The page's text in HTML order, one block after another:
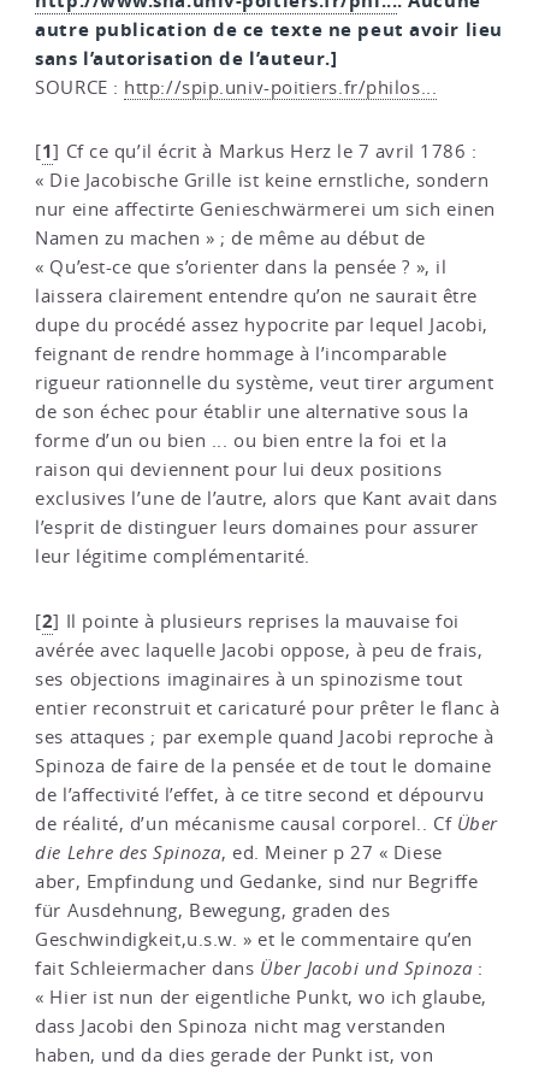
autre publication de ce texte ne peut avoir lieu
sans l’autorisation de l’auteur.]
SOURCE : http://spip.univ-poitiers.fr/philos...
[1] Cf ce qu’il écrit à Markus Herz le 7 avril 1786 :
« Die Jacobische Grille ist keine ernstliche, sondern
nur eine affectirte Genieschwärmerei um sich einen
Namen zu machen » ; de même au début de
« Qu’est-ce que s’orienter dans la pensée ? », il
laissera clairement entendre qu’on ne saurait être
dupe du procédé assez hypocrite par lequel Jacobi,
feignant de rendre hommage à l’incomparable
rigueur rationnelle du système, veut tirer argument
de son échec pour établir une alternative sous la
forme d’un ou bien ... ou bien entre la foi et la
raison qui deviennent pour lui deux positions
exclusives l’une de l’autre, alors que Kant avait dans
l’esprit de distinguer leurs domaines pour assurer
leur légitime complémentarité.
[2] Il pointe à plusieurs reprises la mauvaise foi
avérée avec laquelle Jacobi oppose, à peu de frais,
ses objections imaginaires à un spinozisme tout
entier reconstruit et caricaturé pour prêter le flanc à
ses attaques ; par exemple quand Jacobi reproche à
Spinoza de faire de la pensée et de tout le domaine
de l’affectivité l’effet, à ce titre second et dépourvu
de réalité, d’un mécanisme causal corporel.. Cf Über
die Lehre des Spinoza, ed. Meiner p 27 « Diese
aber, Empfindung und Gedanke, sind nur Begriffe
für Ausdehnung, Bewegung, graden des
Geschwindigkeit,u.s.w. » et le commentaire qu’en
fait Schleiermacher dans Über Jacobi und Spinoza :
« Hier ist nun der eigentliche Punkt, wo ich glaube,
dass Jacobi den Spinoza nicht mag verstanden
haben, und da dies gerade der Punkt ist, von